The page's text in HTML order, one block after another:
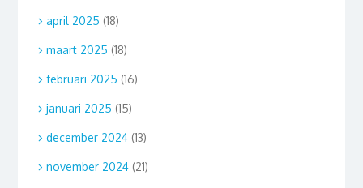
april 2025 (18)
maart 2025 (18)
februari 2025 (16)
januari 2025 (15)
december 2024(13)
november 2024(21)